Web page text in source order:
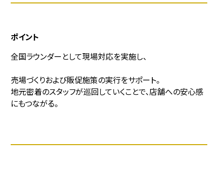
ポイント
全国ラウンダーとして現場対応を実施し、
売場づくりおよび販促施策の実行をサポート。
地元密着のスタッフが巡回していくことで、店舗への安心感
にもつながる。